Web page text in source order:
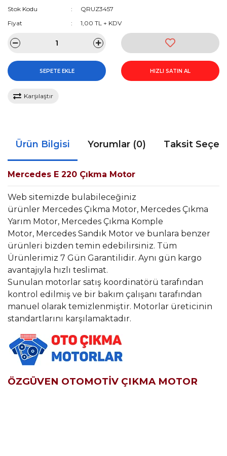
Stok Kodu
QRUZ3457
Fiyat
1,00 TL + KDV
SEPETE EKLE HIZLI SATIN AL
Karşılaştır
Ürün Bilgisi Yorumlar (0) Taksit
Mercedes E 220 Çıkma Motor
Web sitemizde bulabileceğiniz
ürünler Mercedes Çıkma Motor, Mercedes Çıkma
Yarım Motor, Mercedes Çıkma Komple
Motor, Mercedes Sandık Motor ve bunlara benzer
ürünleri bizden temin edebilirsiniz. Tüm
Ürünlerimiz 7 Gün Garantilidir. Aynı gün kargo
avantajıyla hızlı teslimat.
Sunulan motorlar satış koordinatörü tarafından
kontrol edilmiş ve bir bakım çalışanı tarafından
manuel olarak temizlenmiştir. Motorlar üreticinin
standartlarını karşılamaktadır.
ÖZGÜVEN OTOMOTİV ÇIKMA MOTOR